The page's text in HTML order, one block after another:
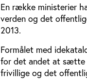
En række ministerier
verden og det
2013.
Formålet med
for det andet at sætte
frivillige og det